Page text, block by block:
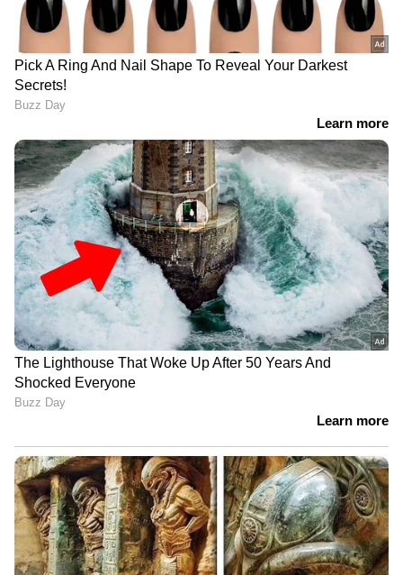
ഏഷ്യാനെറ്റ് ന്യൂസ് ലൈവ് യുട്യൂബില്‍
കാണാം...
അതിഥി തൊഴിലാളികളെ
ബന്ദിയാക്കി ഫോണും പണവും
കവര്‍ന്ന സംഭവം; പ്രതികള്‍
പിടിയില്‍
ഏഴ് മാസം മുമ്പ് 20 പവൻ സ്വർണ്ണം
മോഷണം പോയ കേസിലെ
രണ്ടാമത്തെ പ്രതിയും പിടിയിൽ |
Theft | Arrest